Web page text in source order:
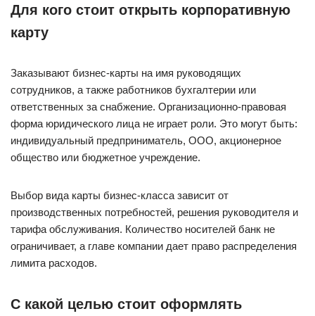
Для кого стоит открыть корпоративную
карту
Заказывают бизнес-карты на имя руководящих
сотрудников, а также работников бухгалтерии или
ответственных за снабжение. Организационно-правовая
форма юридического лица не играет роли. Это могут быть:
индивидуальный предприниматель, ООО, акционерное
общество или бюджетное учреждение.
Выбор вида карты бизнес-класса зависит от
производственных потребностей, решения руководителя и
тарифа обслуживания. Количество носителей банк не
ограничивает, а главе компании дает право распределения
лимита расходов.
С какой целью стоит оформлять